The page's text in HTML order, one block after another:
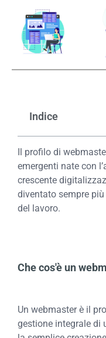
Indice
Il profilo di
emergenti nate con
crescente
diventato sempre
del lavoro.
Che cos'è un
Un webmaster è il
gestione integrale di